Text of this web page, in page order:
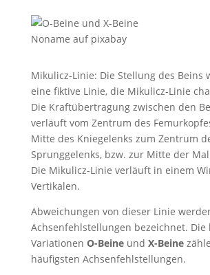
Noname auf pixabay
Mikulicz-Linie: Die Stellung des Beins
eine fiktive Linie, die Mikulicz-Linie
Die Kraftübertragung zwischen den
verläuft vom Zentrum des
Mitte des Kniegelenks zum Zentrum
Sprunggelenks, bzw. zur Mitte der
Die Mikulicz-Linie verläuft in einem
Vertikalen.
Abweichungen von dieser Linie
Achsenfehlstellungen bezeichnet. Die
Variationen O-Beineund X-Beine
häufigsten Achsenfehlstellungen.